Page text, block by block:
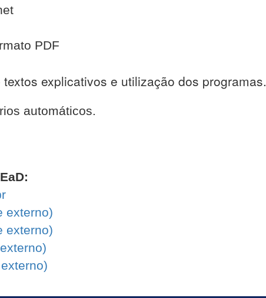
PDF
textos explicativos e utilização dos programas.
automáticos.
externo)
externo)
externo)
externo)